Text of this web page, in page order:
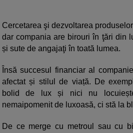
Cercetarea şi dezvoltarea
dar compania are birouri în ţări din
și sute de angajaţi în toată lumea.
Însă succesul financiar al
afectat și stilul de viață. De
bolid de lux și nici nu
nemaipomenit de luxoasă, ci stă la
De ce merge cu metroul sau cu